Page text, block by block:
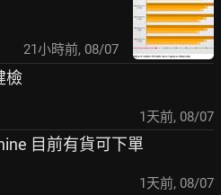
21小時前, 08/07
檢
1天前, 08/07
目前有貨可下單
1天前, 08/07